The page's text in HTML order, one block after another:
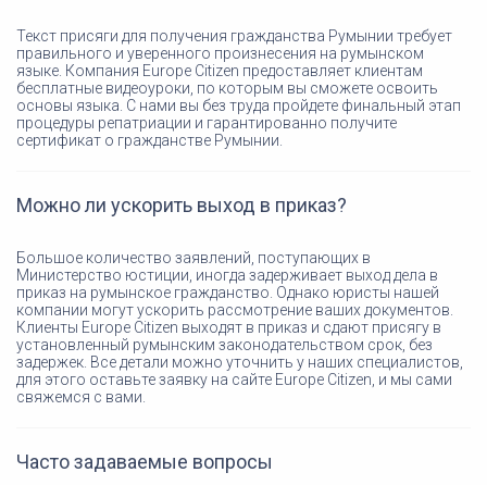
Текст присяги для получения гражданства Румынии требует
правильного и уверенного произнесения на румынском
языке. Компания Europe Citizen предоставляет клиентам
бесплатные видеоуроки, по которым вы сможете освоить
основы языка. С нами вы без труда пройдете финальный этап
процедуры репатриации и гарантированно получите
сертификат о гражданстве Румынии.
Можно ли ускорить выход в приказ?
Большое количество заявлений, поступающих в
Министерство юстиции, иногда задерживает выход дела в
приказ на румынское гражданство. Однако юристы нашей
компании могут ускорить рассмотрение ваших документов.
Клиенты Europe Citizen выходят в приказ и сдают присягу в
установленный румынским законодательством срок, без
задержек. Все детали можно уточнить у наших специалистов,
для этого оставьте заявку на сайте Europe Citizen, и мы сами
свяжемся с вами.
Часто задаваемые вопросы